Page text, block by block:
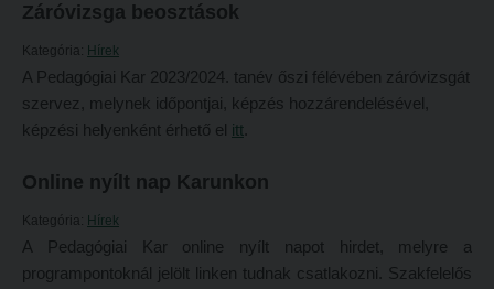
Marosvásárhelyi képzési hely
Kecskeméti képzési hely
Gyakorlati képzés
Kari kutatócsoportok
Református Pedagógiai Intézet
Képzéseink
Nagykőrösi képzési hely
Budapesti képzési hely
Marosvásárhelyi képzési hely
Záróvizsga beosztások
Kategória: Hírek
A Pedagógiai Kar 2023/2024. tanév őszi félévében záróvizsgát
szervez, melynek időpontjai, képzés hozzárendelésével,
képzési helyenként érhető el itt
Online nyílt nap Karunkon
Kategória: Hírek
A Pedagógiai Kar online nyílt napot hirdet, melyre a
programpontoknál jelölt linken tudnak csatlakozni. Szakfelelős